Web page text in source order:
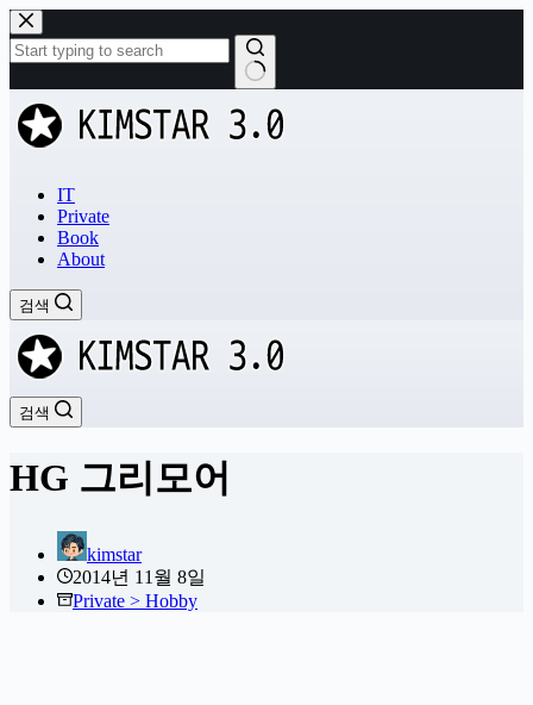
본
문
으
로
건
너
과
없
IT
Private
Book
About
검색
검색
HG 그리모어
kimstar
2014년 11월 8일
Private > Hobby